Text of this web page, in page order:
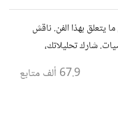
يتعلق بهذا الفن. ناقش
شارك تحليلاتك،
67.9 ألف متابع